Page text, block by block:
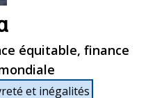
équitable, finance
et inégalités